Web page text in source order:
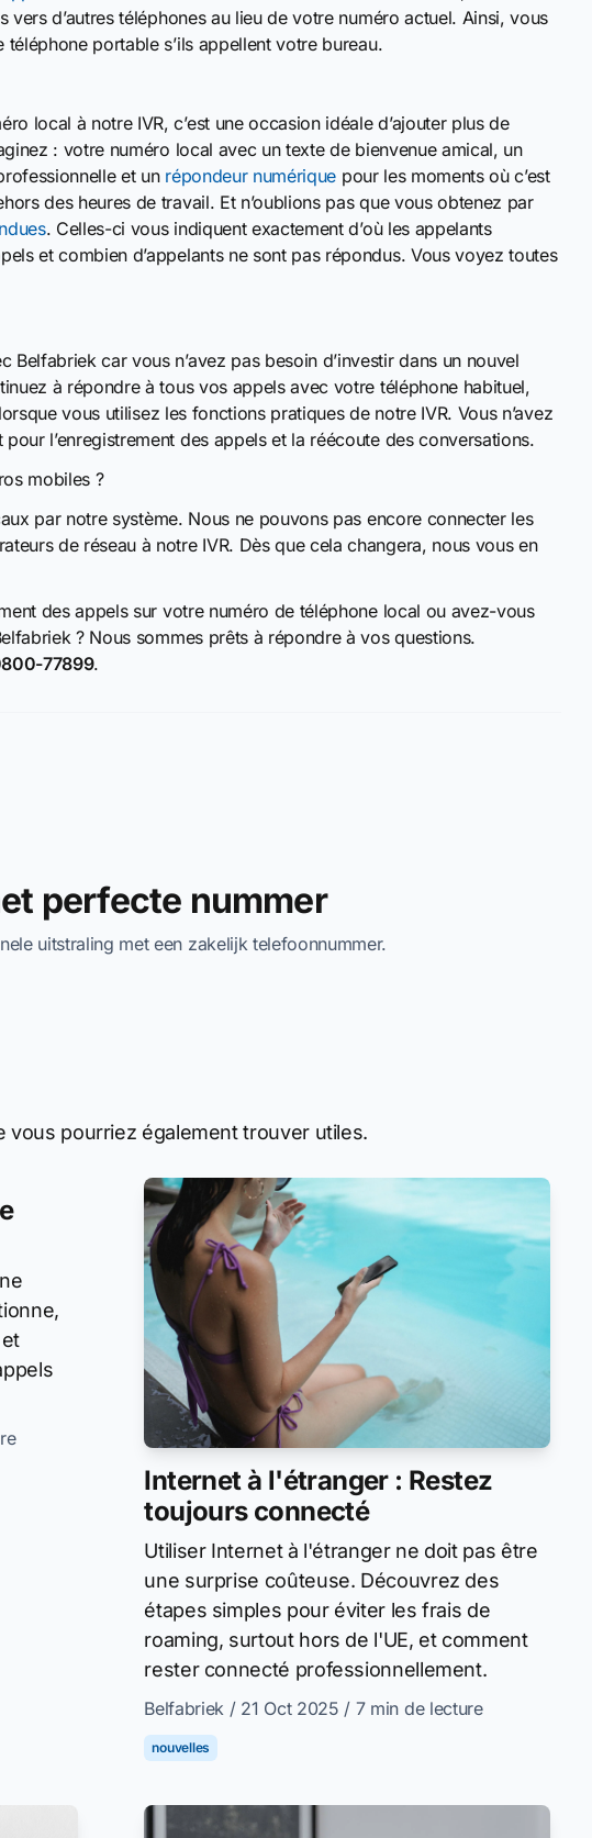
d’autres téléphones au lieu de votre numéro actuel. Ainsi, vous
portable s’ils appellent votre bureau.
local à notre IVR, c’est une occasion idéale d’ajouter plus de
: votre numéro local avec un texte de bienvenue amical, un
et un répondeur numérique pour les moments où c’est
des heures de travail. Et n’oublions pas que vous obtenez par
. Celles-ci vous indiquent exactement d’où les appelants
et combien d’appelants ne sont pas répondus. Vous voyez toutes
car vous n’avez pas besoin d’investir dans un nouvel
à répondre à tous vos appels avec votre téléphone habituel,
vous utilisez les fonctions pratiques de notre IVR. Vous n’avez
l’enregistrement des appels et la réécoute des conversations.
mobiles ?
par notre système. Nous ne pouvons pas encore connecter les
de réseau à notre IVR. Dès que cela changera, nous vous en
des appels sur votre numéro de téléphone local ou avez-vous
? Nous sommes prêts à répondre à vos questions.
77899.
perfecte nummer
uitstraling met een zakelijk telefoonnummer.
pourriez également trouver utiles.
Internet à l'étranger : Restez
toujours connecté
Utiliser Internet à l'étranger ne doit pas être
une surprise coûteuse. Découvrez des
étapes simples pour éviter les frais de
roaming, surtout hors de l'UE, et comment
rester connecté professionnellement.
Belfabriek / 21 Oct 2025 / 7 min de lecture
nouvelles